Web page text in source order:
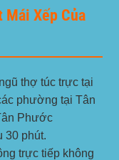
Mái Xếp Của
thợ túc trực tại
phường tại Tân
Phước
30 phút.
trực tiếp không